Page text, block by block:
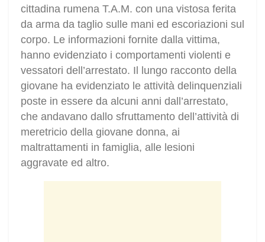
cittadina rumena T.A.M. con una vistosa ferita
da arma da taglio sulle mani ed escoriazioni sul
corpo. Le informazioni fornite dalla vittima,
hanno evidenziato i comportamenti violenti e
vessatori dell’arrestato. Il lungo racconto della
giovane ha evidenziato le attività delinquenziali
poste in essere da alcuni anni dall’arrestato,
che andavano dallo sfruttamento dell’attività di
meretricio della giovane donna, ai
maltrattamenti in famiglia, alle lesioni
aggravate ed altro.